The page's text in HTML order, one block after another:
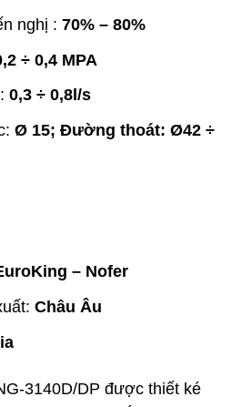
nghị :70% – 80%
÷ 0,4 MPA
0,3 ÷ 0,8l/s
Ø 15; Đường thoát: Ø42 ÷
– Nofer
Châu Âu
3140D/DP được thiết ké